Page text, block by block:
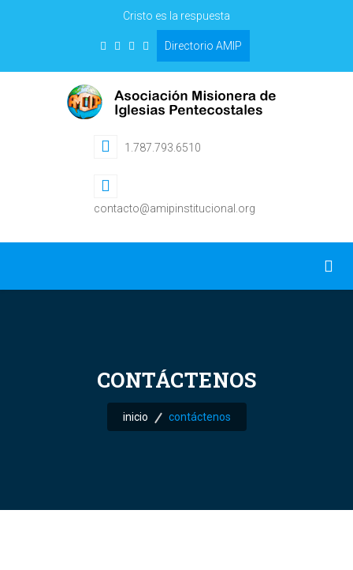
Cristo es la respuesta
Directorio AMIP
1.787.793.6510
contacto@amipinstitucional.org
CONTÁCTENOS
inicio contáctenos